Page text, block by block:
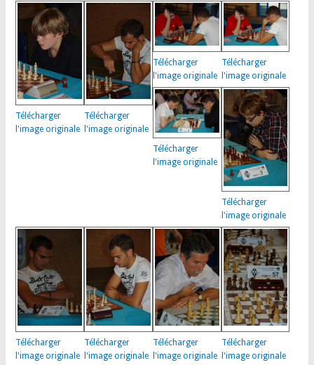
Télécharger
l'image originale
Télécharger
l'image originale
Télécharger
l'image originale
Télécharger
l'image originale
Télécharger
l'image originale
Télécharger
l'image originale
Télécharger
l'image originale
Télécharger
l'image originale
Télécharger
l'image originale
Télécharger
l'image originale